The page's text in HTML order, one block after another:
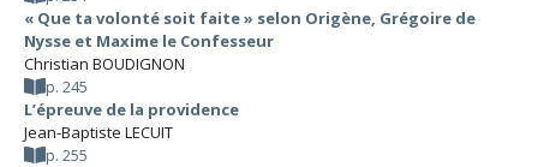
« Que ta volonté soit faite » selon Origène, Grégoire de
Nysse et Maxime le Confesseur
Christian BOUDIGNON
p. 245
L’épreuve de la providence
Jean-Baptiste LECUIT
p. 255